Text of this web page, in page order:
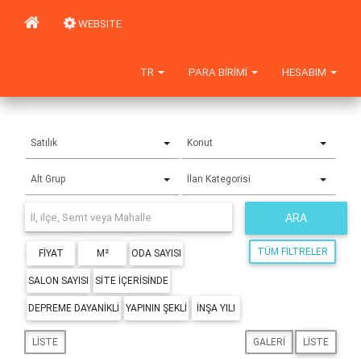
WEBSITE
HESABIM
PARA BIRIMI
TR
Satılık Konut
Alt Grup İlan Kategorisi
ARA
FIYAT M² ODA SAYISI
SALON SAYISI SITE IÇERISINDE
DEPREME DAYANIKLI YAPININ ŞEKLI İNŞA YILI
TÜM FILTRELER
LISTE GALERI LISTE